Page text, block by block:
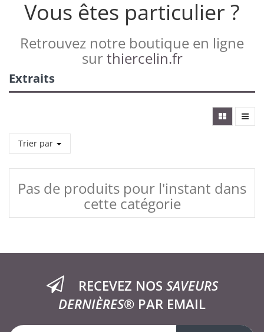
Vous êtes particulier ?
Retrouvez notre boutique en ligne
surthiercelin.fr
Extraits
Trier par
Pas de produits pour l'instant dans
cette catégorie
RECEVEZ NOS SAVEURS
DERNIÈRES® PAR EMAIL